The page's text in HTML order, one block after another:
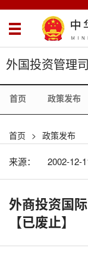
外国投资管理司
首页 政策发布
首页 > 政策发布
来源： 2002-12-
外商投资国
【已废止】